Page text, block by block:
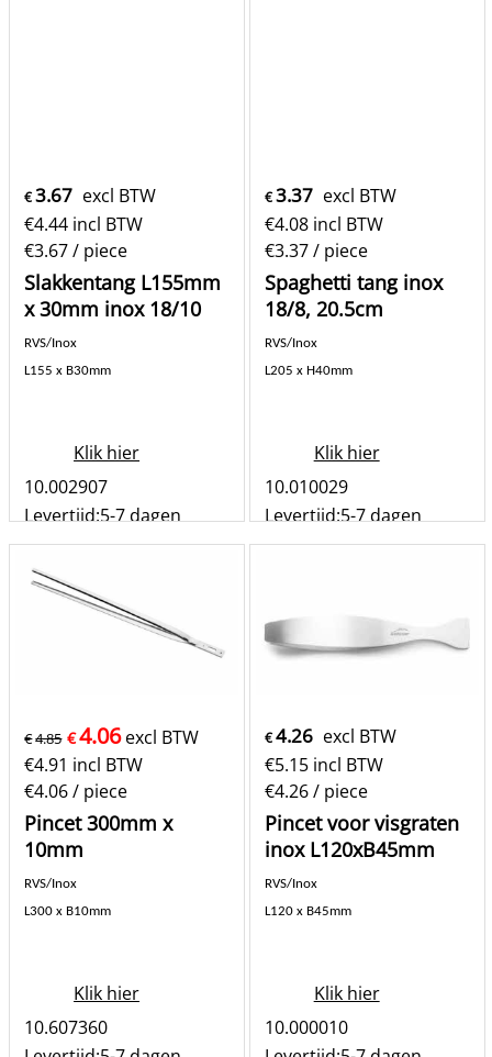
€3.67 excl BTW
€4.44 incl BTW
€3.67/ piece
Slakkentang L155mm
x 30mm inox 18/10
RVS/Inox
L155 x B30mm
Klik hier
10.002907
Levertijd:5-7 dagen
st Bestel
€3.37 excl BTW
€4.08 incl BTW
€3.37/ piece
Spaghetti tang inox
18/8, 20.5cm
RVS/Inox
L205 x H40mm
Klik hier
10.010029
Levertijd:5-7 dagen
st Bestel
€4.85 €4.06 excl BTW
€4.91 incl BTW
€4.06/ piece
Pincet 300mm x
10mm
RVS/Inox
L300 x B10mm
Klik hier
10.607360
€4.26 excl BTW
€5.15 incl BTW
€4.26/ piece
Pincet voor visgraten
inox L120xB45mm
RVS/Inox
L120 x B45mm
Klik hier
10.000010